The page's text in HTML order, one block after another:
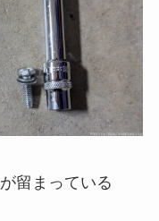
留まっている